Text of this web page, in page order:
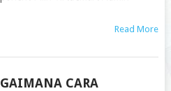
Read More
CARA